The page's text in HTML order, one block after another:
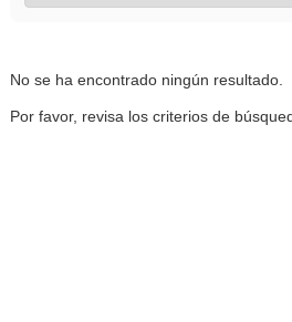
No se ha encontrado ningún resultado.
Por favor, revisa los criterios de